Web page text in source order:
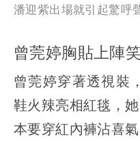
潘迎紫出場就引起驚呼
曾莞婷胸貼上陣
曾莞婷穿著透視裝
鞋火辣亮相紅毯，
本要穿紅內褲沾喜